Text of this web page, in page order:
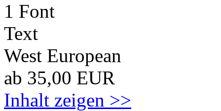
1 Font
Text
West European
ab 35,00 EUR
Inhalt zeigen >>